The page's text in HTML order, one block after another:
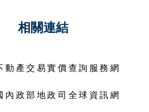
相關連結
動產交易實價查詢服務網
內政部地政司全球資訊網